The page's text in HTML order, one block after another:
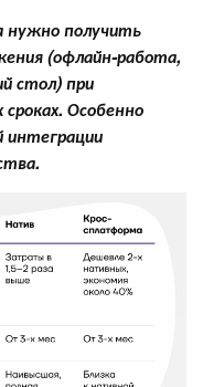
нужно получить
(офлайн-работа,
стол) при
Особенно
интеграции